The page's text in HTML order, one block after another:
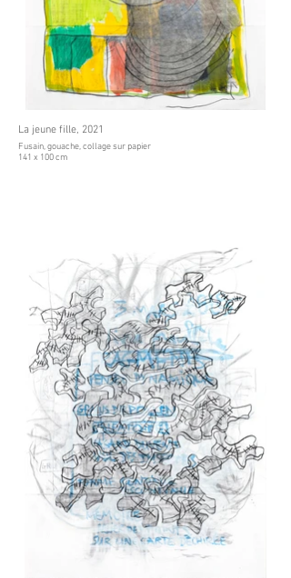
La jeune fille, 2021
Fusain, gouache, collage sur papier
141 x 100 cm